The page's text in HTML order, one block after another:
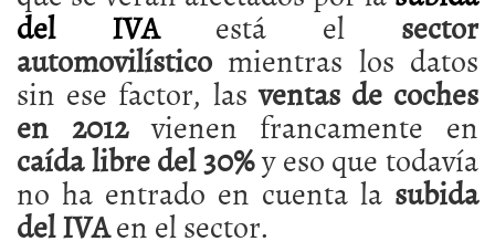
del IVAestá el sector
automovilístico mientras los datos
sin ese factor, las ventas de coches
en 2012vienen francamente en
caída libre del 30%y eso que todavía
no ha entrado en cuenta la subida
del IVAen el sector.